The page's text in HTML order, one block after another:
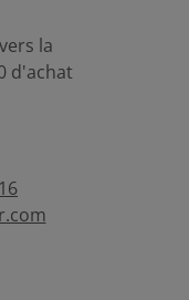
vers la
d'achat